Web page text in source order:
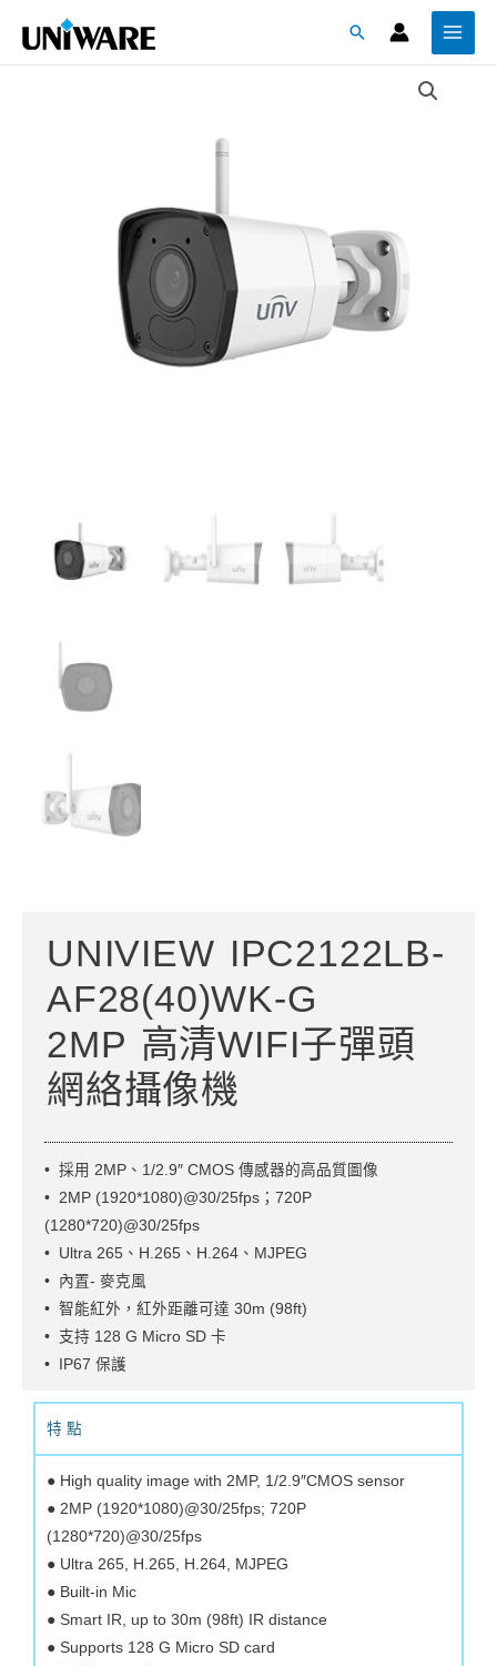
搜
Main
Menu
UNIVIEW IPC2122LB-
AF28(40)WK-G
2MP 高清WIFI子彈頭
網絡攝像機
• 採用 2MP、1/2.9″ CMOS 傳感器的高品質圖像
• 2MP (1920*1080)@30/25fps；720P
(1280*720)@30/25fps
• Ultra 265、H.265、H.264、MJPEG
• 內置- 麥克風
• 智能紅外，紅外距離可達 30m (98ft)
• 支持 128 G Micro SD 卡
• IP67 保護
特 點
● High quality image with 2MP, 1/2.9″CMOS sensor
● 2MP (1920*1080)@30/25fps; 720P
(1280*720)@30/25fps
● Ultra 265, H.265, H.264, MJPEG
● Built-in Mic
● Smart IR, up to 30m (98ft) IR distance
● Supports 128 G Micro SD card